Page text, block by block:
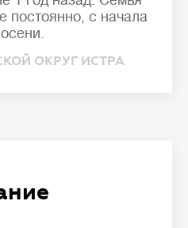
постоянно, с начала
ОКРУГ ИСТРА